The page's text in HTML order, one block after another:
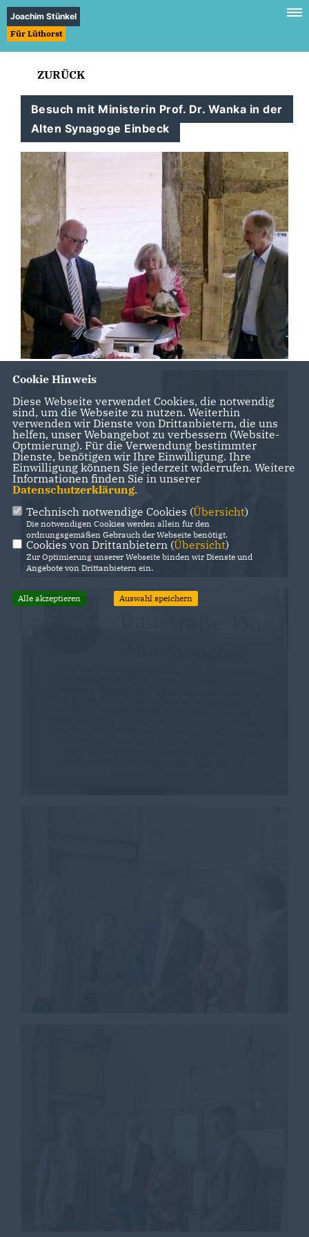
Joachim Stünkel
Für Lüthorst
ZURÜCK
Besuch mit Ministerin Prof. Dr. Wanka in der
Alten Synagoge Einbeck
Cookie Hinweis
Diese Webseite verwendet Cookies, die notwendig
sind, um die Webseite zu nutzen. Weiterhin
verwenden wir Dienste von Drittanbietern, die uns
helfen, unser Webangebot zu verbessern (Website-
Optmierung). Für die Verwendung bestimmter
Dienste, benötigen wir Ihre Einwilligung. Ihre
Einwilligung können Sie jederzeit widerrufen. Weitere
Informationen finden Sie in unserer
Datenschutzerklärung.
Technisch notwendige Cookies (Übersicht)
Die notwendigen Cookies werden allein für den
ordnungsgemäßen Gebrauch der Webseite benötigt.
Cookies von Drittanbietern (Übersicht)
Zur Optimierung unserer Webseite binden wir Dienste und
Angebote von Drittanbietern ein.
Alle akzeptieren Auswahl speichern